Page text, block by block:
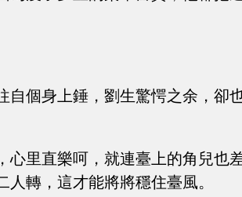
自個身上錘，劉生驚愕之余，卻
里直樂呵，就連臺上的角兒也
轉，這才能將將穩住臺風。